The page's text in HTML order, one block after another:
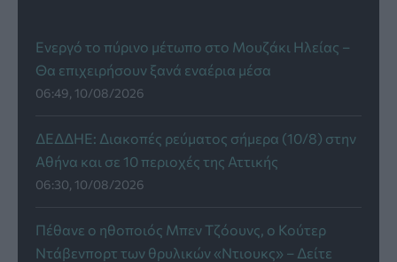
Ενεργό το πύρινο μέτωπο στο Μουζάκι Ηλείας –
Θα επιχειρήσουν ξανά εναέρια μέσα
06:49, 10/08/2026
ΔΕΔΔΗΕ: Διακοπές ρεύματος σήμερα (10/8) στην
Αθήνα και σε 10 περιοχές της Αττικής
06:30, 10/08/2026
Πέθανε ο ηθοποιός Μπεν Τζόουνς, ο Κούτερ
Ντάβενπορτ των θρυλικών «Ντιουκς» – Δείτε